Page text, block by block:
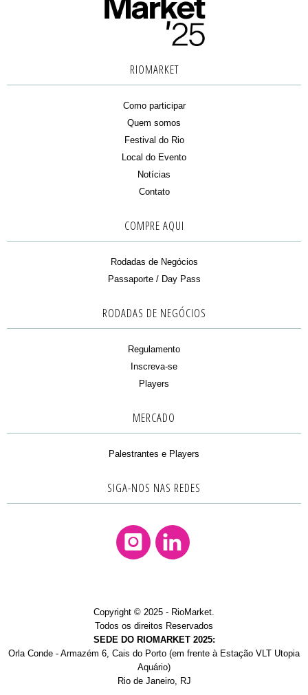
RIOMARKET
Como participar
Quem somos
Festival do Rio
Local do Evento
Notícias
Contato
COMPRE AQUI
Rodadas de Negócios
Passaporte / Day Pass
RODADAS DE NEGÓCIOS
Regulamento
Inscreva-se
Players
MERCADO
Palestrantes e Players
SIGA-NOS NAS REDES
Copyright © 2025 - RioMarket.
Todos os direitos Reservados
SEDE DO RIOMARKET 2025:
Orla Conde - Armazém 6, Cais do Porto (em frente à Estação VLT Utopia
Aquário)
Rio de Janeiro, RJ